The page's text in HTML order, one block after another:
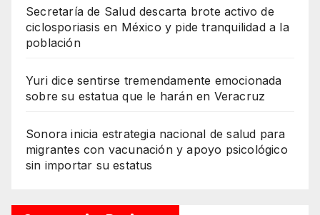
Secretaría de Salud descarta brote activo de
ciclosporiasis en México y pide tranquilidad a la
población
Yuri dice sentirse tremendamente emocionada
sobre su estatua que le harán en Veracruz
Sonora inicia estrategia nacional de salud para
migrantes con vacunación y apoyo psicológico
sin importar su estatus